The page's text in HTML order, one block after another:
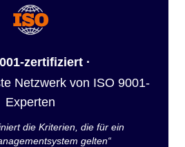
zertifiziert ·
Netzwerk von ISO 9001-
Experten
die Kriterien, die für ein
gelten“